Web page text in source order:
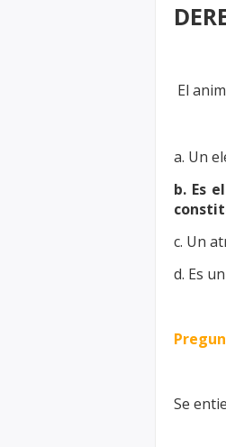
El
a. Un
b. Es
c. Un
d. Es
Se